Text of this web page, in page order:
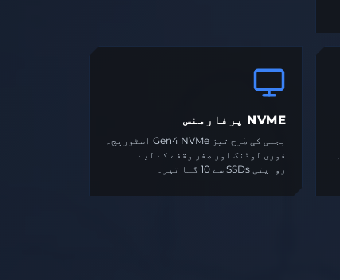
NVME پرفارمنس
بجلی کی طرح تیز Gen4 NVMe اسٹوریج۔
فوری لوڈنگ اور صفر وقفے کے لیے
روایتی SSDs سے 10 گنا تیز۔